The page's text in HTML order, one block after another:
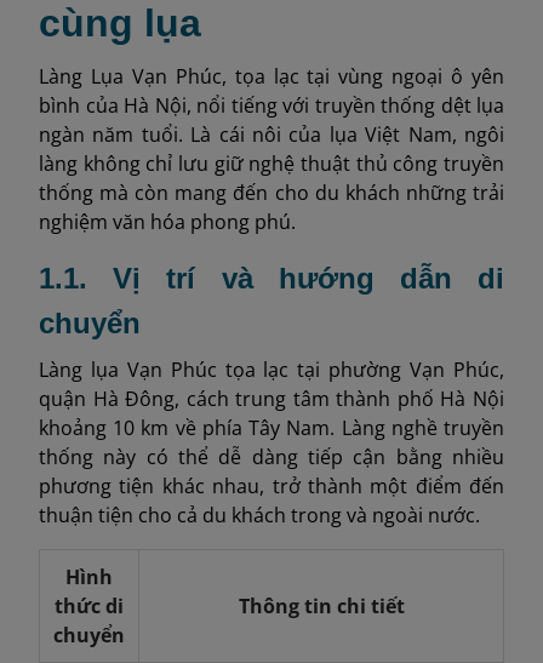
cùng lụa
Làng Lụa Vạn Phúc, tọa lạc tại vùng ngoại ô yên
bình của Hà Nội, nổi tiếng với truyền thống dệt lụa
ngàn năm tuổi. Là cái nôi của lụa Việt Nam, ngôi
làng không chỉ lưu giữ nghệ thuật thủ công truyền
thống mà còn mang đến cho du khách những trải
nghiệm văn hóa phong phú.
1.1. Vị trí và hướng dẫn di
chuyển
Làng lụa Vạn Phúc tọa lạc tại phường Vạn Phúc,
quận Hà Đông, cách trung tâm thành phố Hà Nội
khoảng 10 km về phía Tây Nam. Làng nghề truyền
thống này có thể dễ dàng tiếp cận bằng nhiều
phương tiện khác nhau, trở thành một điểm đến
thuận tiện cho cả du khách trong và ngoài nước.
Hình
thức di
chuyển
Thông tin chi tiết